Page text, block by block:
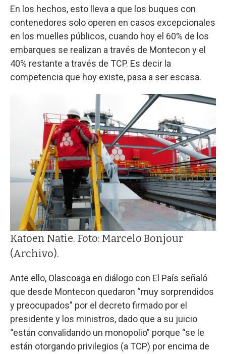
En los hechos, esto lleva a que los buques con
contenedores solo operen en casos excepcionales
en los muelles públicos, cuando hoy el 60% de los
embarques se realizan a través de Montecon y el
40% restante a través de TCP. Es decir la
competencia que hoy existe, pasa a ser escasa.
Katoen Natie. Foto: Marcelo Bonjour
(Archivo).
Ante ello, Olascoaga en diálogo con El País señaló
que desde Montecon quedaron “muy sorprendidos
y preocupados” por el decreto firmado por el
presidente y los ministros, dado que a su juicio
“están convalidando un monopolio” porque “se le
están otorgando privilegios (a TCP) por encima de